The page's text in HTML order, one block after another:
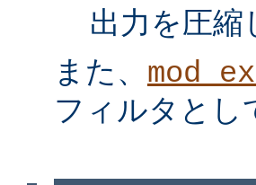
出力を圧縮
また、
フィルタとし